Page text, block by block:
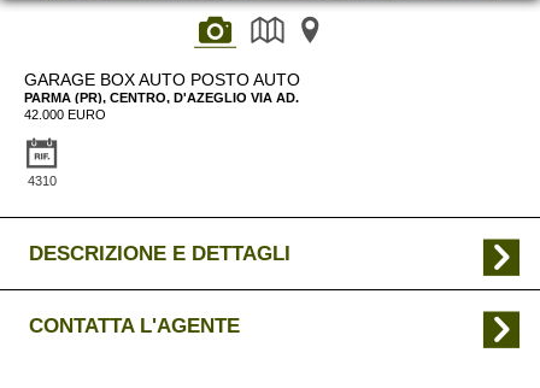
GARAGE BOX AUTO POSTO AUTO
PARMA (PR), CENTRO, D'AZEGLIO VIA AD.
42.000 EURO
4310
DESCRIZIONE E DETTAGLI
CONTATTA L'AGENTE